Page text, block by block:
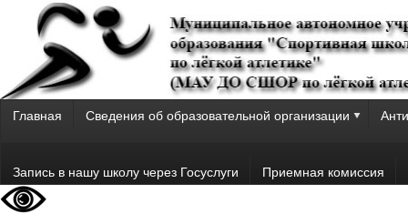
Главная Сведения об образовательной организации
Запись в нашу школу через Госуслуги Приемная комиссия